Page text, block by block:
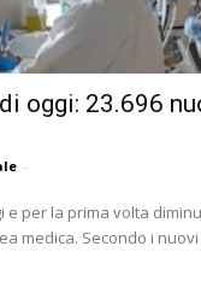
oggi: 23.696
-
e per la prima volta
medica. Secondo i